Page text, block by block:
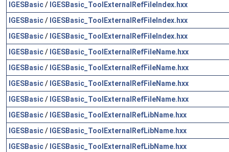
IGESBasic/ IGESBasic_ToolExternalRefFileIndex.hxx
IGESBasic/ IGESBasic_ToolExternalRefFileIndex.hxx
IGESBasic/ IGESBasic_ToolExternalRefFileIndex.hxx
IGESBasic/ IGESBasic_ToolExternalRefFileName.hxx
IGESBasic/ IGESBasic_ToolExternalRefFileName.hxx
IGESBasic/ IGESBasic_ToolExternalRefFileName.hxx
IGESBasic/ IGESBasic_ToolExternalRefFileName.hxx
IGESBasic/ IGESBasic_ToolExternalRefLibName.hxx
IGESBasic/ IGESBasic_ToolExternalRefLibName.hxx
IGESBasic/ IGESBasic_ToolExternalRefLibName.hxx